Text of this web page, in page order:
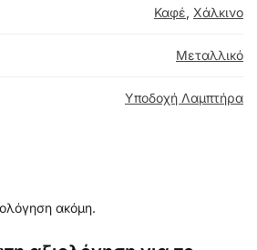
Καφέ, Χάλκινο
Μεταλλικό
Υποδοχή Λαμπτήρα
ακόμη.